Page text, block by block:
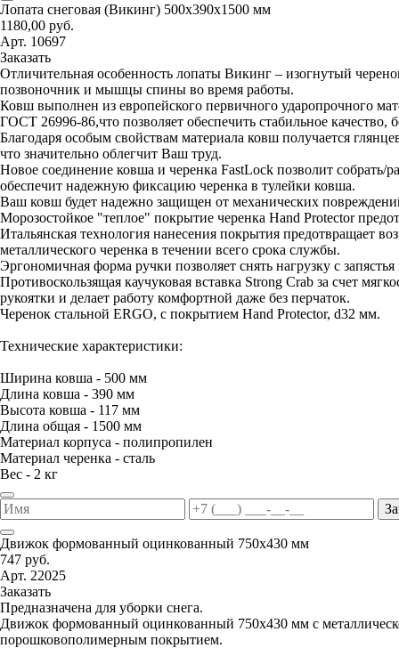
Лопата снеговая (Викинг) 500х390х1500 мм
1180,00 руб.
Арт. 10697
Заказать
Отличительная особенность лопаты Викинг – изогнутый
позвоночник и мышцы спины во время работы.
Ковш выполнен из европейского первичного ударопрочного
ГОСТ 26996-86,что позволяет обеспечить стабильное
Благодаря особым свойствам материала ковш получается
что значительно облегчит Ваш труд.
Новое соединение ковша и черенка FastLock позволит
обеспечит надежную фиксацию черенка в тулейки ковша.
Ваш ковш будет надежно защищен от механических
Морозостойкое "теплое" покрытие черенка Hand Protector
Итальянская технология нанесения покрытия предотвращает
металлического черенка в течении всего срока службы.
Эргономичная форма ручки позволяет снять нагрузку с
Противоскользящая каучуковая вставка Strong Crab за счет
рукоятки и делает работу комфортной даже без перчаток.
Черенок стальной ERGO, с покрытием Hand Protector, d32 мм.
Технические характеристики:
Ширина ковша - 500 мм
Длина ковша - 390 мм
Высота ковша - 117 мм
Длина общая - 1500 мм
Материал корпуса - полипропилен
Материал черенка - сталь
Вес - 2 кг
Движок формованный оцинкованный 750х430 мм
747 руб.
Арт. 22025
Заказать
Предназначена для уборки снега.
Движок формованный оцинкованный 750х430 мм с
порошковополимерным покрытием.